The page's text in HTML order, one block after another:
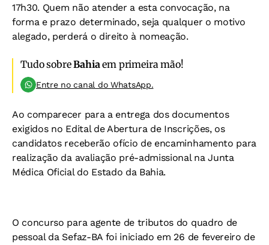
17h30. Quem não atender a esta convocação, na
forma e prazo determinado, seja qualquer o motivo
alegado, perderá o direito à nomeação.
Tudo sobreBahiaem primeira mão!
Entre no canal do WhatsApp.
Ao comparecer para a entrega dos documentos
exigidos no Edital de Abertura de Inscrições, os
candidatos receberão ofício de encaminhamento para
realização da avaliação pré-admissional na Junta
Médica Oficial do Estado da Bahia.
O concurso para agente de tributos do quadro de
pessoal da Sefaz-BA foi iniciado em 26 de fevereiro de